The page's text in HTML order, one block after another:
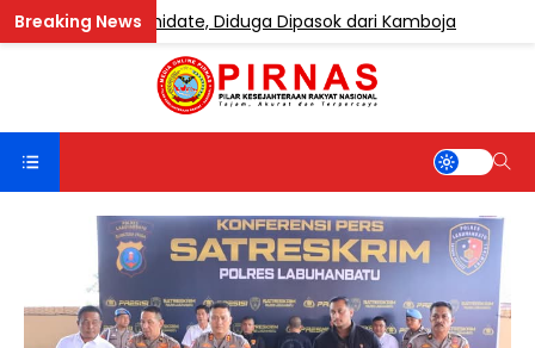
Etomidate, Diduga Dipasok dari Kamboja